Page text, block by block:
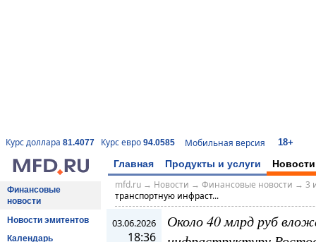
Курс доллара 81.4077 Курс евро 94.0585 Мобильная версия 18+
Главная Продукты и услуги Новости
Финансовые
новости
Новости эмитентов
Календарь
mfd.ru→ Новости → Финансовые новости → 3
транспортную инфраст...
03.06.2026
18:36
Около 40 млрд руб